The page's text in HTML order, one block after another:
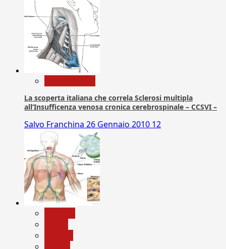
La scoperta italiana che correla Sclerosi multipla
all’Insufficenza venosa cronica cerebrospinale – CCSVI –
Salvo Franchina 26 Gennaio 2010 12